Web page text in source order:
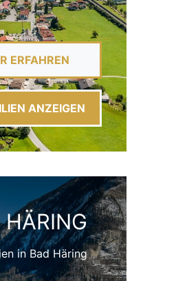
ERFAHREN
ANZEIGEN
HÄRING
in Bad Häring